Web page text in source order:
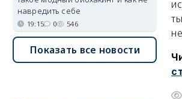
навредить себе
19:15 0 546
Показать все новости